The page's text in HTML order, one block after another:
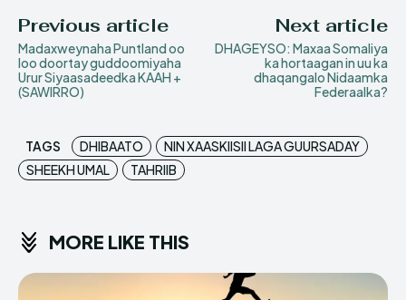
Previous article
Madaxweynaha Puntland oo
loo doortay guddoomiyaha
Urur Siyaasadeedka KAAH +
(SAWIRRO)
Next article
DHAGEYSO: Maxaa Somaliya
ka hortaagan in uu ka
dhaqangalo Nidaamka
Federaalka?
TAGS DHIBAATO
NIN XAASKIISII LAGA GUURSADAY
SHEEKH UMAL
TAHRIIB
MORE LIKE THIS